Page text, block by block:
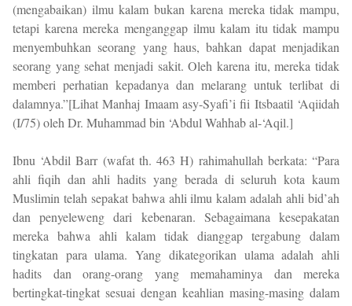
(mengabaikan) ilmu kalam bukan karena mereka tidak mampu,
tetapi karena mereka menganggap ilmu kalam itu tidak mampu
menyembuhkan seorang yang haus, bahkan dapat menjadikan
seorang yang sehat menjadi sakit. Oleh karena itu, mereka tidak
memberi perhatian kepadanya dan melarang untuk terlibat di
dalamnya.”[Lihat Manhaj Imaam asy-Syafi’i fii Itsbaatil ‘Aqiidah
(I/75) oleh Dr. Muhammad bin ‘Abdul Wahhab al-‘Aqil.]
Ibnu ‘Abdil Barr (wafat th. 463 H) rahimahullah berkata: “Para
ahli fiqih dan ahli hadits yang berada di seluruh kota kaum
Muslimin telah sepakat bahwa ahli ilmu kalam adalah ahli bid’ah
dan penyeleweng dari kebenaran. Sebagaimana kesepakatan
mereka bahwa ahli kalam tidak dianggap tergabung dalam
tingkatan para ulama. Yang dikategorikan ulama adalah ahli
hadits dan orang-orang yang memahaminya dan mereka
bertingkat-tingkat sesuai dengan keahlian masing-masing dalam